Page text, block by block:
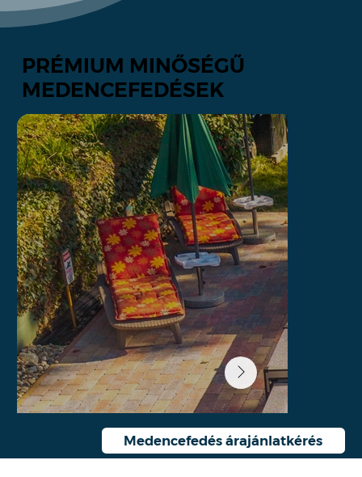
PRÉMIUM MINŐSÉGŰ
MEDENCEFEDÉSEK
Medencefedés árajánlatkérés